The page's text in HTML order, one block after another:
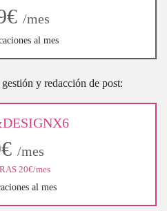
/mes
al mes
y redacción de post:
/mes
20€/mes
al mes